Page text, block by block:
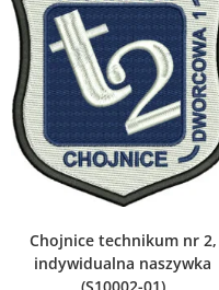
Chojnice technikum nr 2,
indywidualna naszywka